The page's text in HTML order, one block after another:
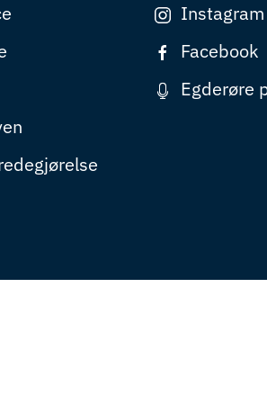
Instagram
Facebook
Egderøre